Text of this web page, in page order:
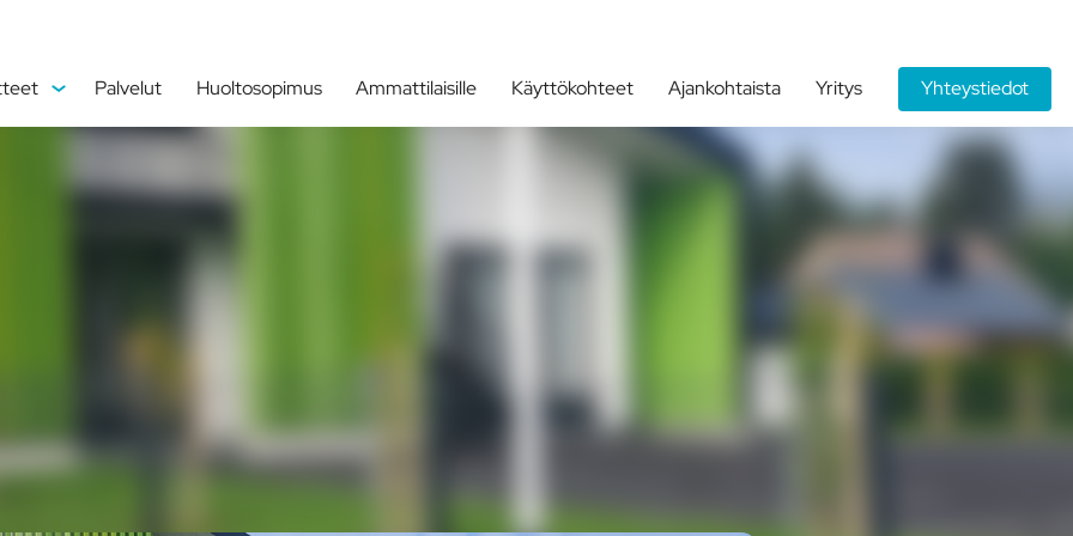
Palvelut Huoltosopimus Ammattilaisille Käyttökohteet Ajankohtaista Yritys Yhteystiedot